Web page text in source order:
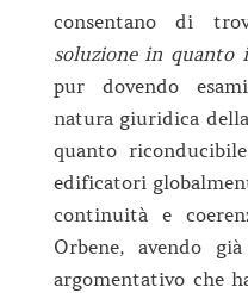
consentano di
soluzione in quanto
pur dovendo
natura giuridica
quanto
edificatori
continuità e
Orbene, avendo
argomentativo che